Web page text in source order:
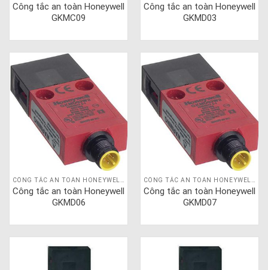
Công tắc an toàn Honeywell
GKMC09
Công tắc an toàn Honeywell
GKMD03
Công tắc an toàn Honeywell
GKMD06
Công tắc an toàn Honeywell
GKMD07